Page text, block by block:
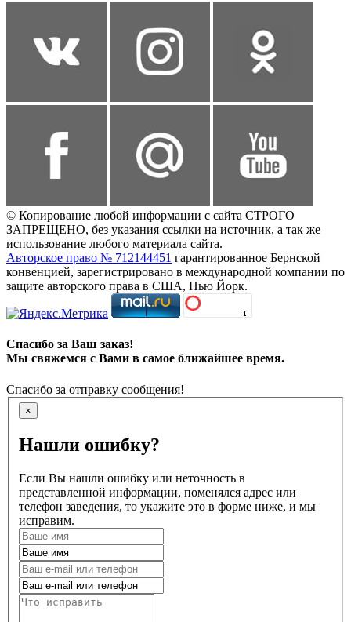
© Копирование любой информации с сайта СТРОГО
ЗАПРЕЩЕНО, без указания ссылки на источник, а так же
использование любого материала сайта.
Авторское право № 712144451 гарантированное Бернской
конвенцией, зарегистрировано в международной компании по
защите авторского права в США, Нью Йорк.
Спасибо за Ваш заказ!
Мы свяжемся с Вами в самое ближайшее время.
Спасибо за отправку сообщения!
×
Нашли ошибку?
Если Вы нашли ошибку или неточность в
представленной информации, поменялся адрес или
телефон заведения, то укажите это в форме ниже, и мы
исправим.